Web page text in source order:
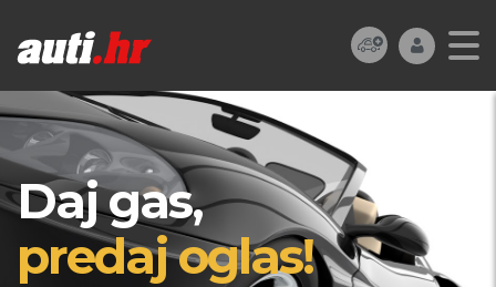
Daj gas,
predaj oglas!